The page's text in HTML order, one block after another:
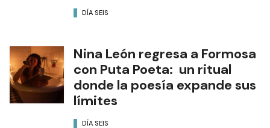
DÍA SEIS
Nina León regresa a Formosa
con Puta Poeta: un ritual
donde la poesía expande sus
límites
DÍA SEIS